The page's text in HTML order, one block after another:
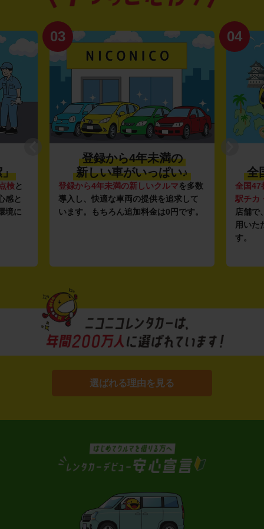
」
検と
感と
境に
03
登録から4年未満の
新しい車がいっぱい♪
登録から4年未満の新しいクルマを多数
導入し、快適な車両の提供を追求して
います。もちろん追加料金は0円です。
04
全
全国47
駅チカ
店舗で
用いた
す。
選ばれる理由を見る